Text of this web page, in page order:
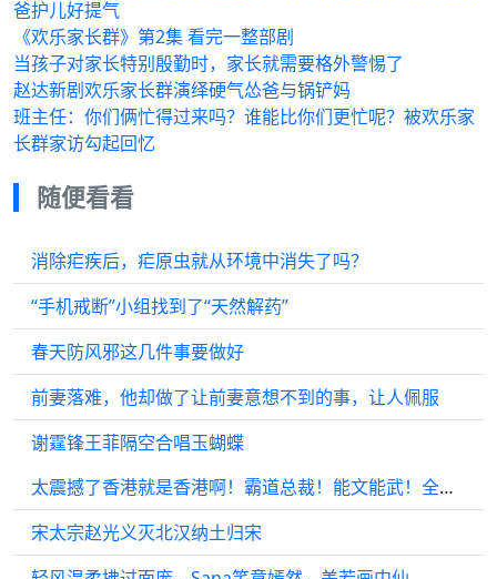
爸护儿好提气
《欢乐家长群》第2集 看完一整部剧
当孩子对家长特别殷勤时，家长就需要格外警惕了
赵达新剧欢乐家长群演绎硬气怂爸与锅铲妈
班主任：你们俩忙得过来吗？谁能比你们更忙呢？被欢乐家
长群家访勾起回忆
随便看看
消除疟疾后，疟原虫就从环境中消失了吗？
“手机戒断”小组找到了“天然解药”
春天防风邪这几件事要做好
前妻落难，他却做了让前妻意想不到的事，让人佩服
谢霆锋王菲隔空合唱玉蝴蝶
太震撼了香港就是香港啊！霸道总裁！能文能武！全能全才！除了他还有谁？
宋太宗赵光义灭北汉纳土归宋